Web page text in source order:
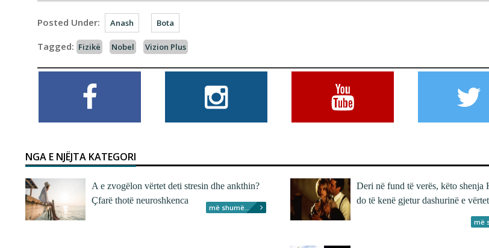
Posted Under: Anash Bota
Tagged: Fizikë Nobel Vizion Plus
NGA E NJËJTA KATEGORI
A e zvogëlon vërtet deti stresin dhe ankthin?
Çfarë thotë neuroshkenca
më shumë...
Deri në fund të verës, këto shenja
do të kenë gjetur dashurinë e
më